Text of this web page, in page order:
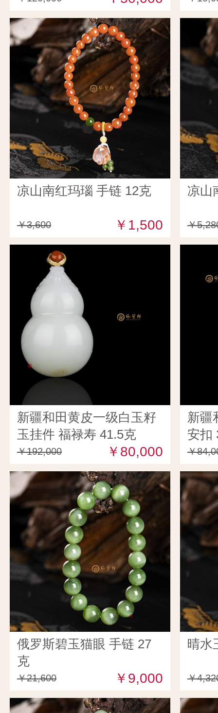
凉山南红玛瑙 手链 12克
￥3,600 ￥1,500
凉山
￥
新疆和田黄皮一级白玉籽
玉挂件 福禄寿 41.5克
￥192,000 ￥80,000
新疆
安扣
￥
俄罗斯碧玉猫眼 手链 27
克
￥21,600 ￥9,000
晴水
￥